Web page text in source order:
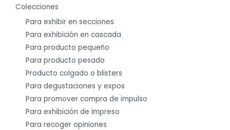
Colecciones
Para exhibir en secciones
Para exhibición en cascada
Para producto pequeño
Para producto pesado
Producto colgado o blisters
Para degustaciones y expos
Para promover compra de impulso
Para exhibición de impreso
Para recoger opiniones